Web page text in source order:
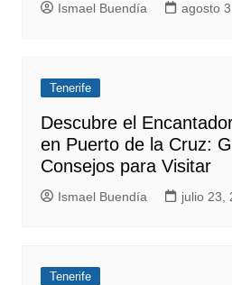
Ismael Buendía agosto
Tenerife
Descubre el
en Puerto de la Cruz:
Consejos para Visitar
Ismael Buendía julio 23,
Tenerife